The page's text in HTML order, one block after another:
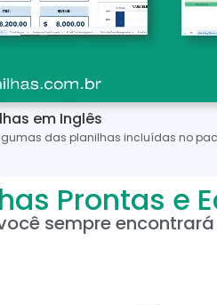
em Inglês
das planilhas incluídas no
Prontas e
sempre